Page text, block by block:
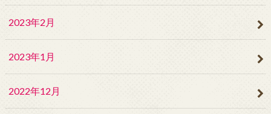
2023年2月
2023年1月
2022年12月